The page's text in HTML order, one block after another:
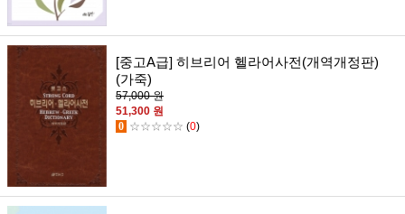
[중고A급] 히브리어 헬라어사전(개역개정판)
(가죽)
57,000 원
51,300 원
0 ☆☆☆☆☆ (0)